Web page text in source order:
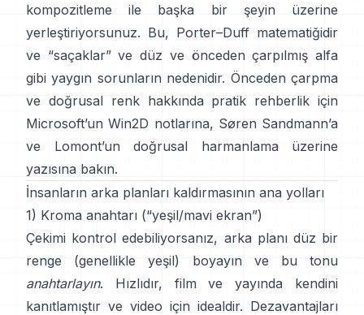
kompozitleme ile başka bir şeyin üzerine
yerleştiriyorsunuz. Bu, Porter–Duff matematiğidir
ve “saçaklar” ve düz ve önceden çarpılmış alfa
gibi yaygın sorunların nedenidir. Önceden çarpma
ve doğrusal renk hakkında pratik rehberlik için
Microsoft’un Win2D notlarına, Søren Sandmann’a
ve
Lomont’un doğrusal harmanlama üzerine
yazısına bakın.
İnsanların arka planları kaldırmasının ana yolları
1) Kroma anahtarı (“yeşil/mavi ekran”)
Çekimi kontrol edebiliyorsanız, arka planı düz bir
renge (genellikle yeşil) boyayın ve bu tonu
anahtarlayın. Hızlıdır, film ve yayında kendini
kanıtlamıştır ve video için idealdir. Dezavantajları